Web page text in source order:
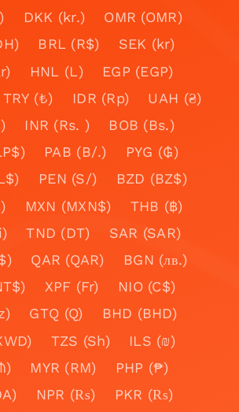
DKK (kr.)
OMR (OMR)
BRL (R$)
SEK (kr)
HNL (L)
EGP (EGP)
TRY (₺) IDR (Rp)
UAH (₴)
IRR (﷼)
INR (Rs. )
BOB (Bs.)
PAB (B/.)
PYG (₲)
PEN (S/)
BZD (BZ$)
MXN (MXN$)
THB (฿)
TND (DT)
SAR (SAR)
QAR (QAR)
BGN (лв.)
XPF (Fr)
NIO (C$)
GTQ (Q)
BHD (BHD)
TZS (Sh)
ILS (₪)
MYR (RM)
PHP (₱)
NPR (₨)
PKR (₨)